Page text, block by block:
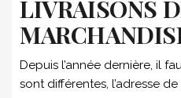
LIVRAISONS
Depuis l’année dernière, il
sont différentes, l’adresse